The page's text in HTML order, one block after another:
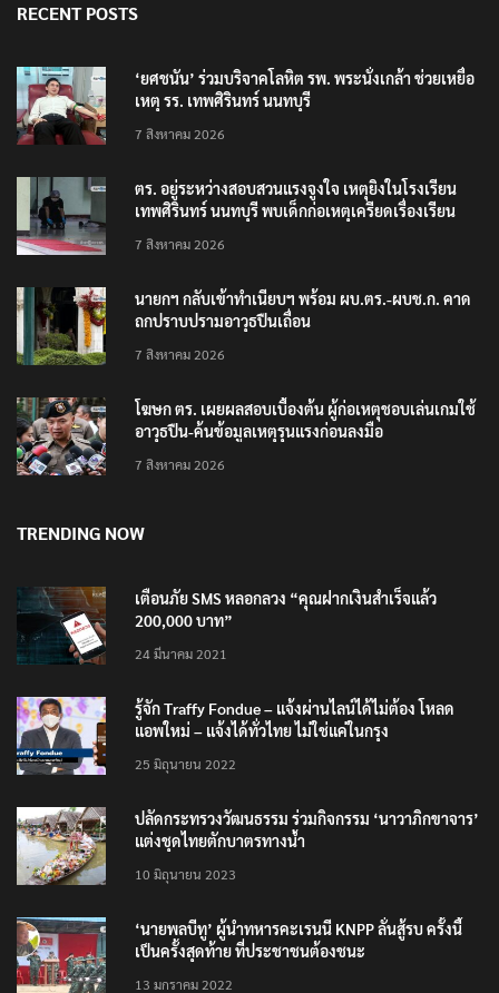
RECENT POSTS
‘ยศชนัน’ ร่วมบริจาคโลหิต รพ. พระนั่งเกล้า ช่วยเหยื่อ
เหตุ รร. เทพศิรินทร์ นนทบุรี
7 สิงหาคม 2026
ตร. อยู่ระหว่างสอบสวนแรงจูงใจ เหตุยิงในโรงเรียน
เทพศิรินทร์ นนทบุรี พบเด็กก่อเหตุเครียดเรื่องเรียน
7 สิงหาคม 2026
นายกฯ กลับเข้าทำเนียบฯ พร้อม ผบ.ตร.-ผบช.ก. คาด
ถกปราบปรามอาวุธปืนเถื่อน
7 สิงหาคม 2026
โฆษก ตร. เผยผลสอบเบื้องต้น ผู้ก่อเหตุชอบเล่นเกมใช้
อาวุธปืน-ค้นข้อมูลเหตุรุนแรงก่อนลงมือ
7 สิงหาคม 2026
TRENDING NOW
เตือนภัย SMS หลอกลวง “คุณฝากเงินสำเร็จแล้ว
200,000 บาท”
24 มีนาคม 2021
รู้จัก Traffy Fondue – แจ้งผ่านไลน์ได้ไม่ต้อง โหลด
แอพใหม่ – แจ้งได้ทั่วไทย ไม่ใช่แค่ในกรุง
25 มิถุนายน 2022
ปลัดกระทรวงวัฒนธรรม ร่วมกิจกรรม ‘นาวาภิกขาจาร’
แต่งชุดไทยตักบาตรทางน้ำ
10 มิถุนายน 2023
‘นายพลบีทู’ ผู้นำทหารคะเรนนี KNPP ลั่นสู้รบ ครั้งนี้
เป็นครั้งสุดท้าย ที่ประชาชนต้องชนะ
13 มกราคม 2022